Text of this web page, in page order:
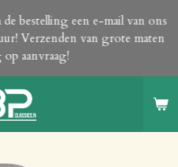
de bestelling een e-mail van ons
Verzenden van grote maten
aanvraag!